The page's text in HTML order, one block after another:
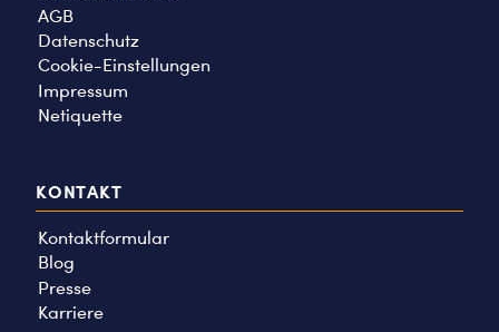
AGB
Datenschutz
Cookie-Einstellungen
Impressum
Netiquette
KONTAKT
Kontaktformular
Blog
Presse
Karriere